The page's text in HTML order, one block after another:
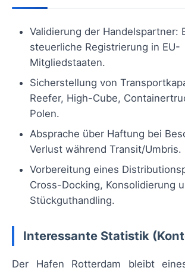
Validierung der Handelspartner:
steuerliche Registrierung in EU-
Mitgliedstaaten.
Sicherstellung von
Reefer, High-Cube,
Polen.
Absprache über Haftung bei
Verlust während Transit/Umbris.
Vorbereitung eines
Cross-Docking, Konsolidierung
Stückguthandling.
Interessante Statistik
Der Hafen Rotterdam bleibt